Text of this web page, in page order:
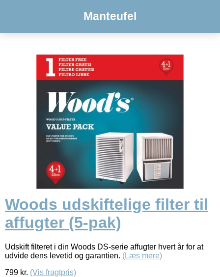
Manteufel
Woods udskiftelige filter til
affugter (5-pak)
Udskift filteret i din Woods DS-serie affugter hvert år for at
udvide dens levetid og garantien. (Læs mere)
799 kr. (Vis fragtpris)